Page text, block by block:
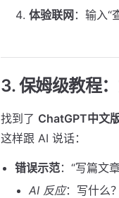
体验联网 ：输入“
3. 保姆级教程
找到了 ChatGPT中文
这样跟 AI 说话：
错误示范：“写篇文
AI 反应：写什么